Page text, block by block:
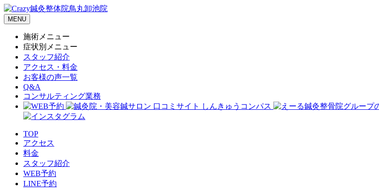
MENU
施術メニュー
症状別メニュー
スタッフ紹介
アクセス・料金
お客様の声一覧
Q&A
コンサルティング業務
TOP
アクセス
料金
スタッフ紹介
WEB予約
LINE予約